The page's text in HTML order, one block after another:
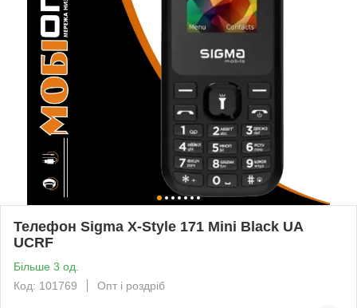
Телефон Sigma X-Style 171 Mini Black UA
UCRF
Більше 3 од.
Код: 101769
Опт і роздріб